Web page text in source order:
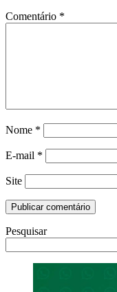
Comentário *
Nome *
E-mail *
Site
Pesquisar